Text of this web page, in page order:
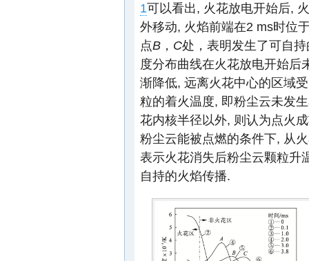
1可以看出, 火花放电开始后,
外移动, 火焰前端在2 ms时位
点B ， C处，表明发生了可自
度分布曲线在火花放电开始后
渐降低, 远离火花中心的区域
粒的着火温度, 即粉尘云未发
花内核半径以外, 则认为点火
粉尘云能被点燃的条件下, 从
表示火花消失后粉尘云颗粒升
自持的火焰传播.